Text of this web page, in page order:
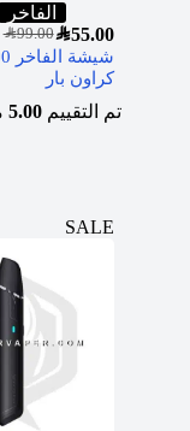
الفاخر
SAR99.00SAR55.00
كراون بار
تم التقييم5.00
SALE